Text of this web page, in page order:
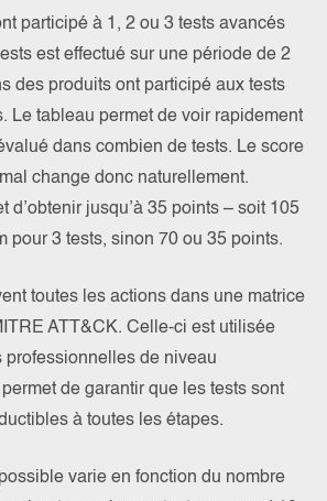
participé à 1, 2 ou 3 tests avancés
est effectué sur une période de 2
des produits ont participé aux tests
Le tableau permet de voir rapidement
dans combien de tests. Le score
change donc naturellement.
d’obtenir jusqu’à 35 points – soit 105
pour 3 tests, sinon 70 ou 35 points.
toutes les actions dans une matrice
ATT&CK. Celle-ci est utilisée
professionnelles de niveau
de garantir que les tests sont
à toutes les étapes.
varie en fonction du nombre